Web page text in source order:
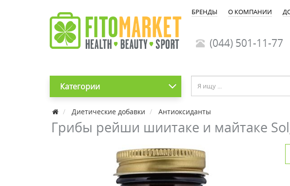
БРЕНДЫ О КОМПАНИИ
(044) 501-11-77
Категории
Диетические добавки Антиоксиданты
Грибы рейши шиитаке и майтаке